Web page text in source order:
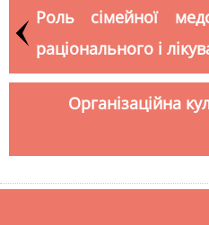
Роль сімейної
раціонального і
Організаційна